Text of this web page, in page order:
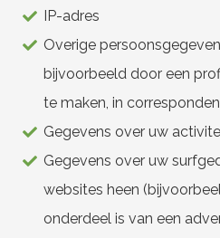
IP-adres
Overige
bijvoorbeeld door een
te maken, in
Gegevens over uw
Gegevens over uw
websites heen
onderdeel is van een